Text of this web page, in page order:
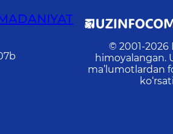
© 2001-2026
himoyalangan.
ma’lumotlardan